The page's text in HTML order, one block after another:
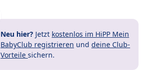
Neu hier? Jetzt kostenlos im HiPP Mein
BabyClub registrieren und deine Club-
Vorteile sichern.